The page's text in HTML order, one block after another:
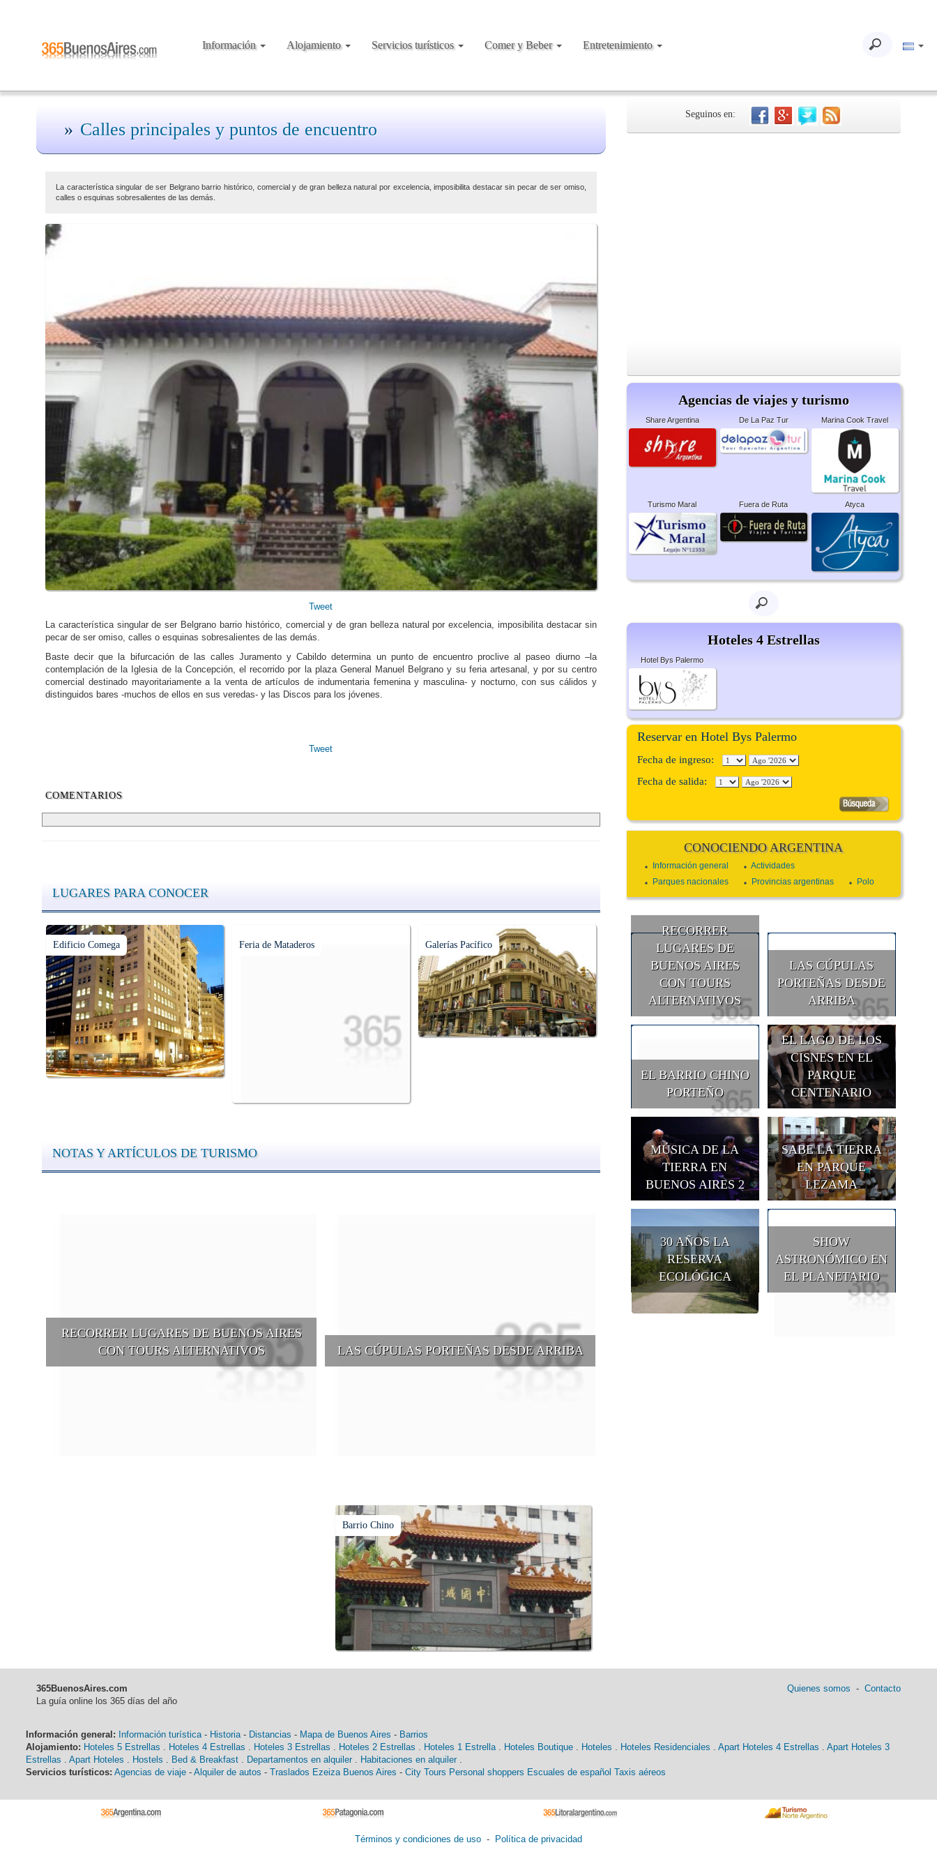
Información Alojamiento Servicios turísticos Comer y Beber Entretenimiento
Calles principales y puntos de encuentro
La característica singular de ser Belgrano barrio histórico, comercial y de gran belleza natural por excelencia, imposibilita destacar sin pecar de ser omiso,
calles o esquinas sobresalientes de las demás.
Tweet
La característica singular de ser Belgrano barrio histórico, comercial y de gran belleza natural por excelencia, imposibilita destacar sin
pecar de ser omiso, calles o esquinas sobresalientes de las demás.
Baste decir que la bifurcación de las calles Juramento y Cabildo determina un punto de encuentro proclive al paseo diurno –la
contemplación de la Iglesia de la Concepción, el recorrido por la plaza General Manuel Belgrano y su feria artesanal, y por su centro
comercial destinado mayoritariamente a la venta de artículos de indumentaria femenina y masculina- y nocturno, con sus cálidos y
distinguidos bares -muchos de ellos en sus veredas- y las Discos para los jóvenes.
Tweet
COMENTARIOS
LUGARES PARA CONOCER
Edificio Comega Feria de Mataderos Galerías Pacífico
NOTAS Y ARTÍCULOS DE TURISMO
RECORRER LUGARES DE BUENOS AIRES
CON TOURS ALTERNATIVOS
LAS CÚPULAS PORTEÑAS DESDE ARRIBA
Barrio Chino
Seguinos en:
Agencias de viajes y turismo
Share Argentina De La Paz Tur Marina Cook Travel
Turismo Maral Fuera de Ruta Atyca
Hoteles 4 Estrellas
Hotel Bys Palermo
Reservar en Hotel Bys Palermo
Fecha de ingreso:
Fecha de salida:
CONOCIENDO ARGENTINA
Información general
Actividades
Parques nacionales
Provincias argentinas Polo
RECORRER
LUGARES DE
BUENOS AIRES
CON TOURS
ALTERNATIVOS
LAS CÚPULAS
PORTEÑAS DESDE
ARRIBA
EL BARRIO CHINO
PORTEÑO
EL LAGO DE LOS
CISNES EN EL
PARQUE
CENTENARIO
MÚSICA DE LA
TIERRA EN
BUENOS AIRES 2
SABE LA TIERRA
EN PARQUE
LEZAMA
30 AÑOS LA
RESERVA
ECOLÓGICA
SHOW
ASTRONÓMICO EN
EL PLANETARIO
365BuenosAires.com
La guía online los 365 días del año
Quienes somos - Contacto
Información general: Información turística - Historia - Distancias - Mapa de Buenos Aires - Barrios
Alojamiento: Hoteles 5 Estrellas Hoteles 4 Estrellas Hoteles 3 Estrellas Hoteles 2 Estrellas Hoteles 1 Estrella Hoteles Boutique Hoteles Hoteles Residenciales Apart Hoteles 4 Estrellas
Apart Hoteles 3
Estrellas
Apart Hoteles Hostels Bed & Breakfast Departamentos en alquiler Habitaciones en alquiler
Servicios turísticos: Agencias de viaje - Alquiler de autos - Traslados Ezeiza Buenos Aires - City Tours Personal shoppers Escuales de español Taxis aéreos
Términos y condiciones de uso - Política de privacidad